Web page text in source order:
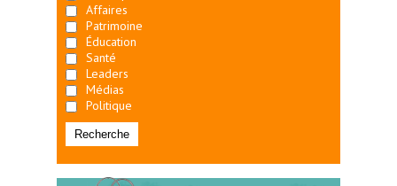
Affaires
Patrimoine
Éducation
Santé
Leaders
Médias
Politique